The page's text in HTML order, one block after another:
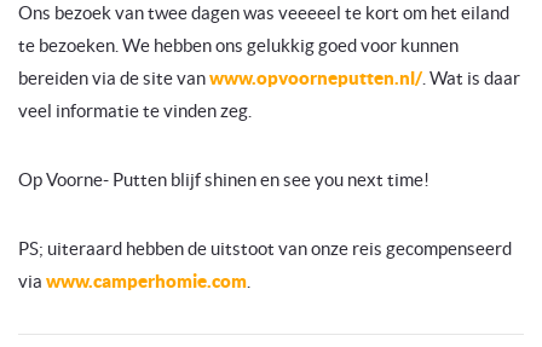
Ons bezoek van twee dagen was veeeeel te kort om het eiland
te bezoeken. We hebben ons gelukkig goed voor kunnen
bereiden via de site vanwww.opvoorneputten.nl/ . Wat is daar
veel informatie te vinden zeg.
Op Voorne- Putten blijf shinen en see you next time!
PS; uiteraard hebben de uitstoot van onze reis gecompenseerd
via www.camperhomie.com